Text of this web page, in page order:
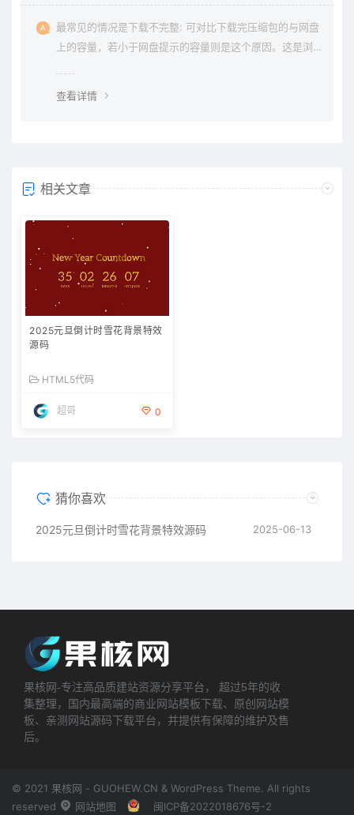
最常见的情况是下载不完整: 可对比下载完压缩包的与网盘
上的容量，若小于网盘提示的容量则是这个原因。这是浏
查看详情
相关文章
2025元旦倒计时雪花背景特效
源码
HTML5代码
超哥 0
猜你喜欢
2025元旦倒计时雪花背景特效源码 2025-06-13
果核网-专注高品质建站资源分享平台， 超过5年的收
集整理，国内最高端的商业网站模板下载、原创网站模
板、亲测网站源码下载平台，并提供有保障的维护及售
后。
© 2021 果核网 - GUOHEW.CN & WordPress Theme. All rights
reserved
网站地图 闽ICP备2022018676号-2